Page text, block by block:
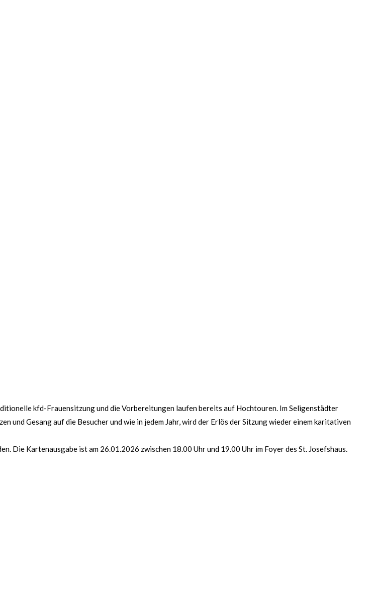
kfd-Frauensitzung und die Vorbereitungen laufen bereits auf Hochtouren. Im Seligenstädter
und Gesang auf die Besucher und wie in jedem Jahr, wird der Erlös der Sitzung wieder einem karitativen
Kartenausgabe ist am 26.01.2026 zwischen 18.00 Uhr und 19.00 Uhr im Foyer des St. Josefshaus.